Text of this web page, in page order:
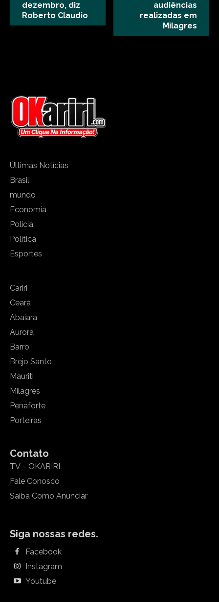
dezembro, diz
Roberto Claudio
audiências
realizadas em
Milagres
Últimas Notícias
Brasil
mundo
Economia
Polícia
Política
Esportes
Cariri
Ceará
Abaiara
Aurora
Barro
Brejo Santo
Mauriti
Milagres
Penaforte
Porteiras
Contato
TV – OKARIRI
Fale Conosco
Saiba Como Anunciar
Siga nossas redes.
Facebook
Instagram
Youtube